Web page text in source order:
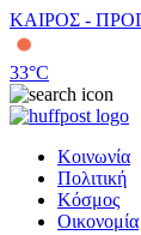
ΚΑΙΡΟΣ -
33°C
Κοινωνία
Πολιτική
Κόσμος
Οικονομία